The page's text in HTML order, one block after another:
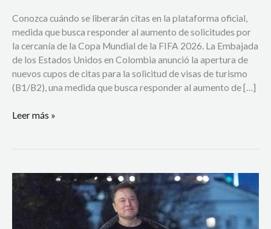
Conozca cuándo se liberarán citas en la plataforma oficial,
medida que busca responder al aumento de solicitudes por
la cercanía de la Copa Mundial de la FIFA 2026. La Embajada
de los Estados Unidos en Colombia anunció la apertura de
nuevos cupos de citas para la solicitud de visas de turismo
(B1/B2), una medida que busca responder al aumento de […]
en
Colombia
para
el
Mundial
de
2026.
Leer más »
Elon
Musk
confirma